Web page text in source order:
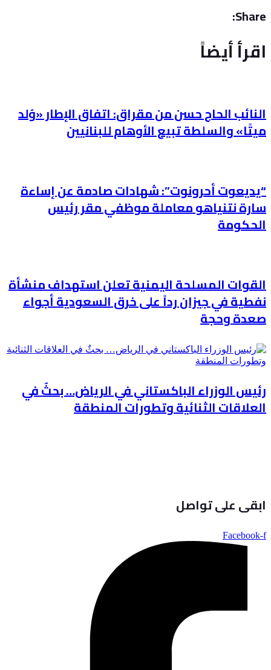
Share:
اقرأ أيضاً
النائب الحاج حسن من مقراق: اتفاق الإطار «وُلد
ميتًا» والسلطة تبيع الأوهام للبنانيين
“يديعوت أحرونوت”: شهادات صادمة عن إساءة
سارة نتنياهو معاملة موظفي مقر رئيس
الحكومة
القوات المسلحة اليمنية تعلن استهداف منشأة
نفطية في جيزان رداً على خرق السعودية أجواء
صعدة وحجة
رئيس الوزراء الباكستاني في الرياض… بحثٌ في
العلاقات الثنائية وتطورات المنطقة
ابقى على تواصل
Facebook-f